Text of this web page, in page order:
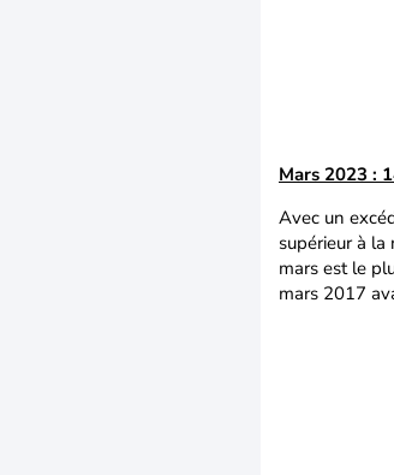
Mars 2023 :
Avec un
supérieur à la
mars est le
mars 2017